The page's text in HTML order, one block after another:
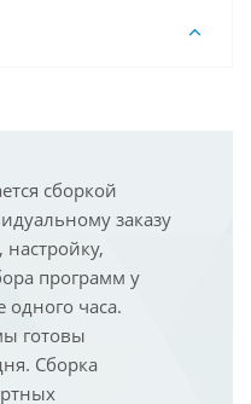
сборкой
заказу
настройку,
программ у
одного часа.
готовы
Сборка